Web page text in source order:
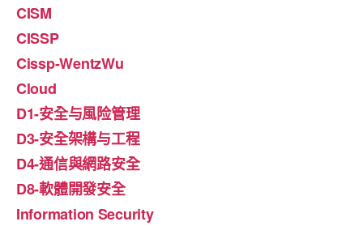
CISM
CISSP
Cissp-WentzWu
Cloud
D1-安全与風险管理
D3-安全架構与工程
D4-通信與網路安全
D8-軟體開發安全
Information Security